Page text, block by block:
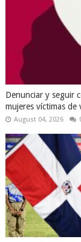
Denunciar y seguir
mujeres víctimas de
August 04, 2026